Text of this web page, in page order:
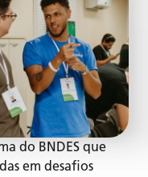
do BNDES que
em desafios